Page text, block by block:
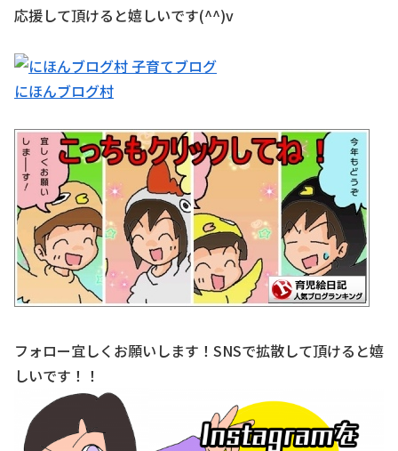
応援して頂けると嬉しいです(^^)v
にほんブログ村
フォロー宜しくお願いします！SNSで拡散して頂けると嬉
しいです！！